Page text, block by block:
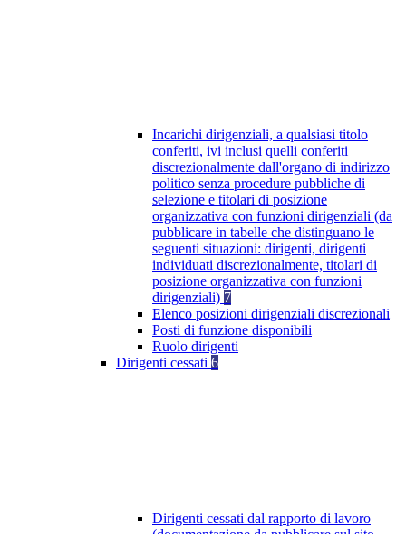
Incarichi dirigenziali, a qualsiasi titolo
conferiti, ivi inclusi quelli conferiti
discrezionalmente dall'organo di indirizzo
politico senza procedure pubbliche di
selezione e titolari di posizione
organizzativa con funzioni dirigenziali (da
pubblicare in tabelle che distinguano le
seguenti situazioni: dirigenti, dirigenti
individuati discrezionalmente, titolari di
posizione organizzativa con funzioni
dirigenziali) 7
Elenco posizioni dirigenziali discrezionali
Posti di funzione disponibili
Ruolo dirigenti
Dirigenti cessati 6
Dirigenti cessati dal rapporto di lavoro